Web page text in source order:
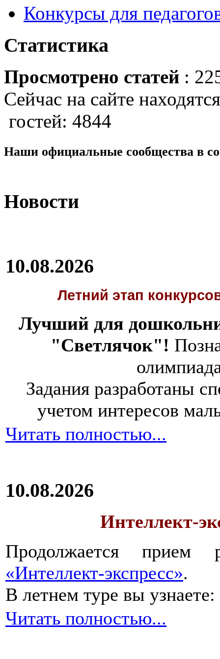
Конкурсы для
Статистика
Просмотрено статей :
Сейчас на сайте
гостей: 4844
Наши официальные сообщества в
Новости
10.08.2026
Летний этап
Лучший для
"Светлячок"!
Задания разработаны
учетом интересов
Читать полностью...
10.08.2026
Интеллект-
Продолжается прием
«Интеллект-экспресс».
В летнем туре вы узнаете:
Читать полностью...